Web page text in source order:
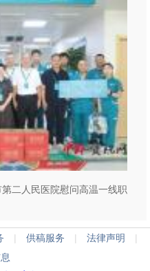
二人民医院慰问高温一线职
| 供稿服务 | 法律声明
|